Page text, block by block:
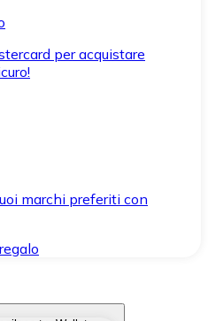
per acquistare
marchi preferiti con